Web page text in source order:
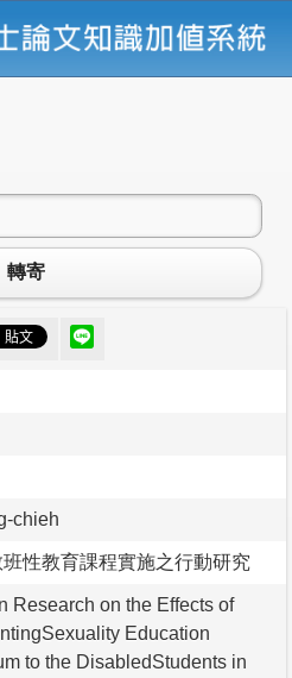
轉寄
chieh
性教育課程實施之行動研究
Research on the Effects of
Education
to the DisabledStudents in